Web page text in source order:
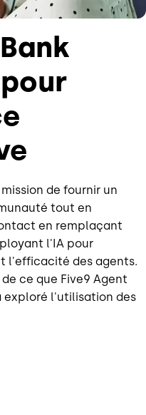
de fournir un
tout en
en remplaçant
l'IA pour
l'efficacité des agents.
ce que Five9 Agent
exploré l'utilisation des